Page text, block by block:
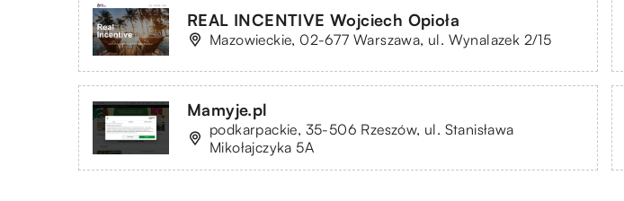
REAL INCENTIVE Wojciech Opioła
Mazowieckie, 02-677 Warszawa, ul. Wynalazek 2/15
Mamyje.pl
podkarpackie, 35-506 Rzeszów, ul. Stanisława
Mikołajczyka 5A